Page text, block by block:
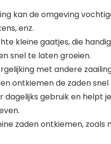
kan de omgeving
enz.
kleine gaatjes, die
snel te laten groeien.
met andere
ontkiemen de zaden snel
dagelijks gebruik en
zaden ontkiemen,